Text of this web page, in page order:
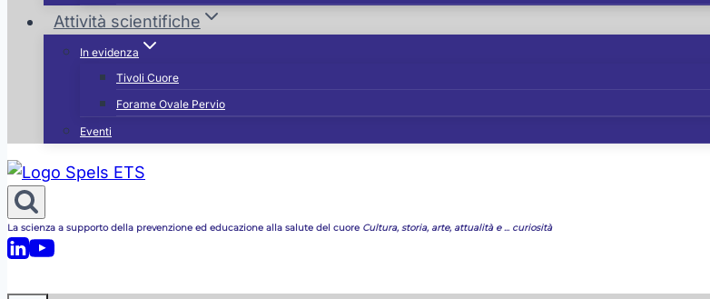
Attività scientifiche
In evidenza
Tivoli Cuore
Forame Ovale Pervio
Eventi
La scienza a supporto della prevenzione ed educazione alla salute del cuore Cultura, storia, arte, attualità e ... curiosità